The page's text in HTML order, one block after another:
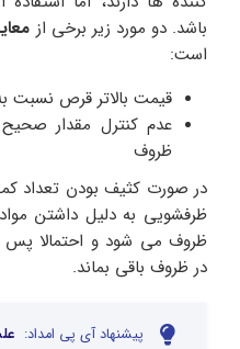
باشد. دو مورد زیر برخی از
است:
قیمت بالاتر قرص نسبت
عدم کنترل مقدار
ظروف
در صورت کثیف بودن تعداد
ظرفشویی به دلیل داشتن
ظروف می شود و احتمالا پس
در ظروف باقی بماند.
پیشنهاد آی پی امداد: